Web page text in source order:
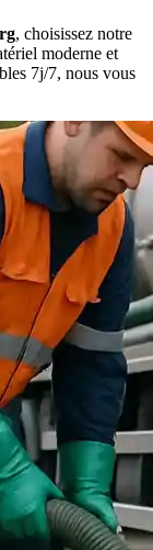
, choisissez notre
moderne et
7j/7, nous vous